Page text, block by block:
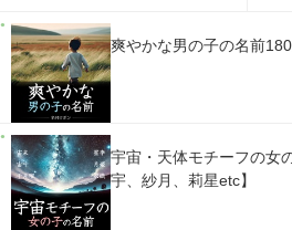
爽やかな男の子の名前
宇宙・天体モチーフの女
宇、紗月、莉星etc】